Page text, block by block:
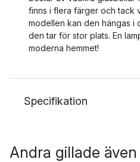
finns i flera färger och tack
modellen kan den hängas i
den tar för stor plats. En
moderna hemmet!
Specifikation
Andra gillade även